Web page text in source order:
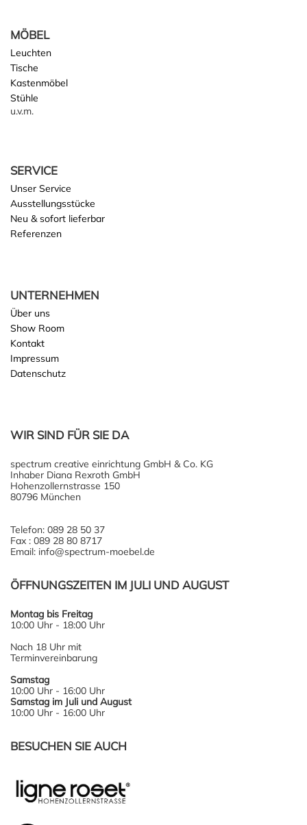
MÖBEL
Leuchten
Tische
Kastenmöbel
Stühle
u.v.m.
SERVICE
Unser Service
Ausstellungsstücke
Neu & sofort lieferbar
Referenzen
UNTERNEHMEN
Über uns
Show Room
Kontakt
Impressum
Datenschutz
WIR SIND FÜR SIE DA
spectrum creative einrichtung GmbH & Co. KG
Inhaber Diana Rexroth GmbH
Hohenzollernstrasse 150
80796 München
Telefon: 089 28 50 37
Fax : 089 28 80 8717
Email: info@spectrum-moebel.de
ÖFFNUNGSZEITEN IM JULI UND AUGUST
Montag bis Freitag
10:00 Uhr - 18:00 Uhr
Nach 18 Uhr mit
Terminvereinbarung
Samstag
10:00 Uhr - 16:00 Uhr
Samstag im Juli und August
10:00 Uhr - 16:00 Uhr
BESUCHEN SIE AUCH